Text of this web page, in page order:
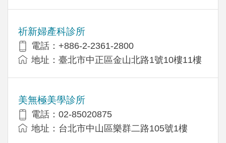
祈新婦產科診所
電話：+886-2-2361-2800
地址：臺北市中正區金山北路1號10樓11樓
美無極美學診所
電話：02-85020875
地址：台北市中山區樂群二路105號1樓